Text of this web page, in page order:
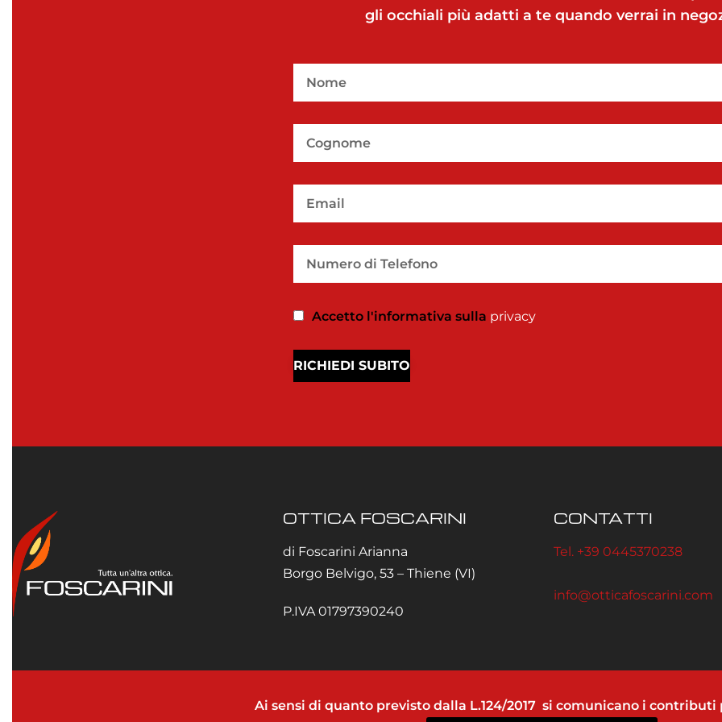
gli occhiali più adatti a te quando verrai in
Accetto l'informativa sulla privacy
RICHIEDI SUBITO
OTTICA FOSCARINI
di Foscarini Arianna
Borgo Belvigo, 53 – Thiene (VI)
P.IVA 01797390240
CONTATTI
Tel. +39 0445370238
info@otticafoscarini.com
Ai sensi di quanto previsto dalla L.124/2017 si comunicano i